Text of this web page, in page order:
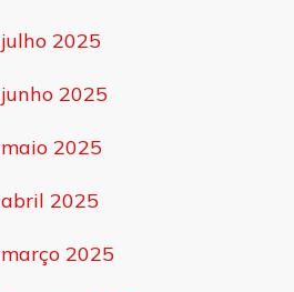
julho 2025
junho 2025
maio 2025
abril 2025
março 2025